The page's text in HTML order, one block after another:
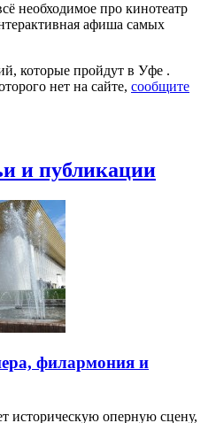
необходимое про кинотеатр
афиша самых
которые пройдут в Уфе .
нет на сайте, сообщите
и публикации
филармония и
историческую оперную сцену,